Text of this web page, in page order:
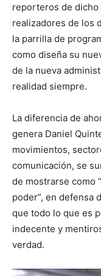
reporteros de
realizadores de los
la parrilla de
como diseña su
de la nueva
realidad siempre.
La diferencia de
genera Daniel
movimientos,
comunicación, se
de mostrarse como
poder”, en defensa
que todo lo que es
indecente y
verdad.